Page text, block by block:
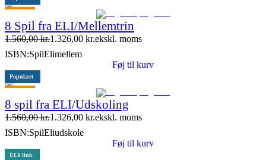
8 Spil fra ELI/Mellemtrin
1.560,00kr.1.326,00 kr.ekskl. moms
ISBN:SpilElimellem
Føj til kurv
Populært
8 spil fra ELI/Udskoling
1.560,00kr.1.326,00 kr.ekskl. moms
ISBN:SpilEliudskole
Føj til kurv
ELI link